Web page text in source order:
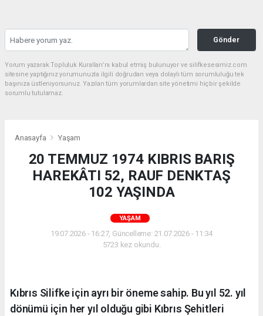
Gönder
Yorum yazarak Topluluk Kuralları’nı kabul etmiş bulunuyor ve silifkesesimiz.com
sitesine yaptığınız yorumunuzla ilgili doğrudan veya dolaylı tüm sorumluluğu tek
başınıza üstleniyorsunuz. Yazılan tüm yorumlardan site yönetimi hiçbir şekilde
sorumlu tutulamaz.
Anasayfa Yaşam
20 TEMMUZ 1974 KIBRIS BARIŞ
HAREKÂTI 52, RAUF DENKTAŞ
102 YAŞINDA
YAŞAM
19.07.2026 - 16:27, Güncelleme: 21.07.2026 - 11:34
5723 kez okundu.
Kıbrıs Silifke için ayrı bir öneme sahip. Bu yıl 52. yıl
dönümü için her yıl olduğu gibi Kıbrıs Şehitleri